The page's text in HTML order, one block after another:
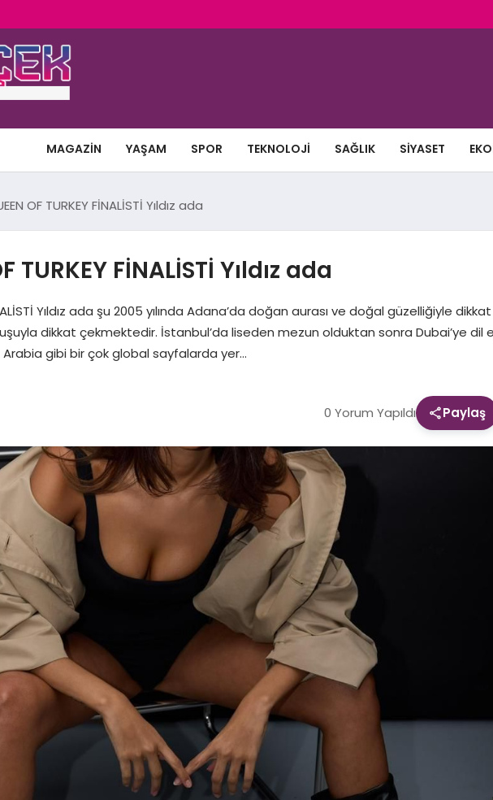
MAGAZIN YAŞAM SPOR TEKNOLOJI SAĞLIK SIYASET
OF TURKEY FİNALİSTİ Yıldız ada
TURKEY FİNALİSTİ Yıldız ada
Yıldız ada şu 2005 yılında Adana’da doğan aurası ve doğal güzelliğiyle
dikkat çekmektedir. İstanbul’da liseden mezun olduktan sonra Dubai’ye
gibi bir çok global sayfalarda yer…
0 Yorum Yapıldı Paylaş